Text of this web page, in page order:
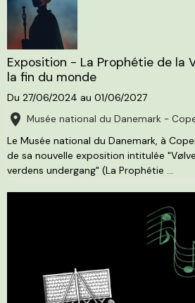
Exposition - La Prophétie de la
la fin du monde
Du 27/06/2024 au 01/06/2027
Musée national du Danemark -
Le Musée national du Danemark, à
de sa nouvelle exposition intitulée
verdens undergang" (La Prophétie ...